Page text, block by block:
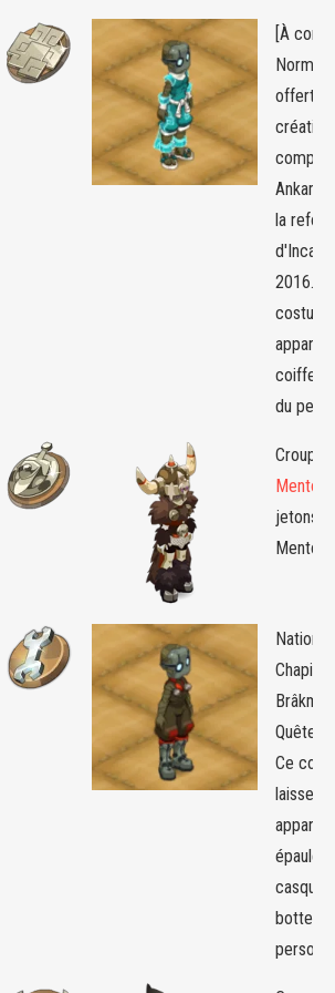
[À
offert à
création
compte
la
2016.
coiffe
du
Mentor
jetons
Mentor)
Nation :
Quête
Ce
laisse
casque
bottes